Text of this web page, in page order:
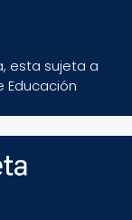
esta sujeta a
Educación